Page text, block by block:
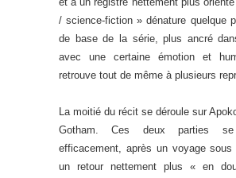
/ science-fiction » dénature quelque
de base de la série, plus ancré
avec une certaine émotion et
retrouve tout de même à plusieurs
La moitié du récit se déroule sur
Gotham. Ces deux parties se
efficacement, après un voyage sous
un retour nettement plus « en